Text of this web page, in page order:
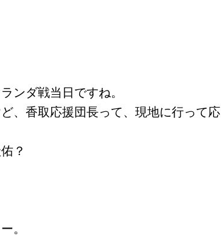
ンダ戦当日ですね。
、香取応援団長って、現地に行って応
？
。